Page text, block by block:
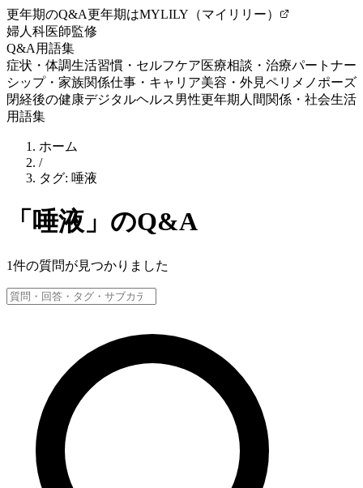
更年期のQ&A更年期はMYLILY（マイリリー）
婦人科医師監修
Q&A 用語集
症状・体調生活習慣・セルフケア医療相談・治療パートナー
シップ・家族関係仕事・キャリア美容・外見ペリメノポーズ
閉経後の健康デジタルヘルス男性更年期 人間関係・社会生活
用語集
ホーム
/
タグ: 唾液
「 唾液 」のQ&A
1件の質問が見つかりました